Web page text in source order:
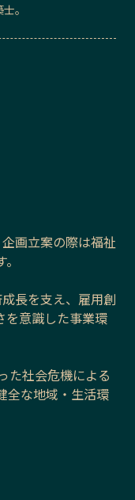
。
画立案の際は福祉
長を支え、雇用創
を意識した事業環
た社会危機による
全な地域・生活環